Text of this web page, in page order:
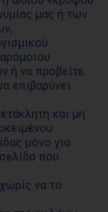
μας ή των
ή να προβείτε
επιβαρύνει
και μη
μόνο για
που
να το